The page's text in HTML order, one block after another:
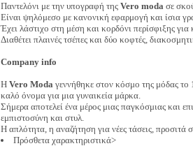
Παντελόνι με την υπογραφή της Vero moda σε
Είναι ψηλόμεσο με κανονική εφαρμογή και ίσια
Έχει λάστιχο στη μέση και κορδόνι περίσφιξης
Διαθέτει πλαινές τσέπες και δύο κοφτές,
Company info
Η Vero Moda γεννήθηκε στον κόσμο της μόδας
καλό όνομα για μια γυναικεία μάρκα.
Σήμερα αποτελεί ένα μέρος μιας παγκόσμιας και
εμπιστοσύνη και στυλ.
Η απλότητα, η αναζήτηση για νέες τάσεις, προσιτά
Πρόσθετα χαρακτηριστικά>